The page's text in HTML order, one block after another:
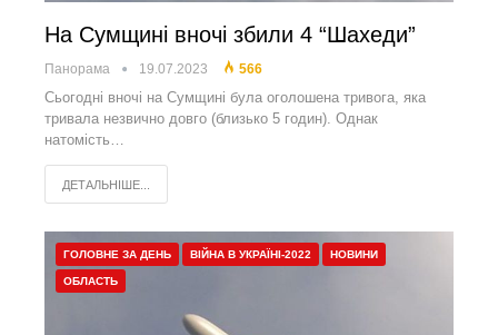
На Сумщині вночі збили 4 “Шахеди”
Панорама 19.07.2023 566
Сьогодні вночі на Сумщині була оголошена тривога, яка
тривала незвично довго (близько 5 годин). Однак
натомість…
ДЕТАЛЬНІШЕ...
ГОЛОВНЕ ЗА ДЕНЬ ВІЙНА В УКРАЇНІ-2022 НОВИНИ
ОБЛАСТЬ